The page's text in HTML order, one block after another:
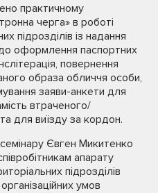
практичному
черга» в роботі
підрозділів із надання
оформлення паспортних
повернення
образа обличчя особи,
заяви-анкети для
втраченого/
для виїзду за кордон.
Євген Микитенко
апарату
підрозділів
умов